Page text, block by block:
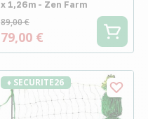
x 1,26m - Zen Farm
89,00 €
79,00 €
♦ SECURITE26